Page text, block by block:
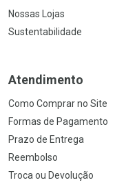
Nossas Lojas
Sustentabilidade
Atendimento
Como Comprar no Site
Formas de Pagamento
Prazo de Entrega
Reembolso
Troca ou Devolução